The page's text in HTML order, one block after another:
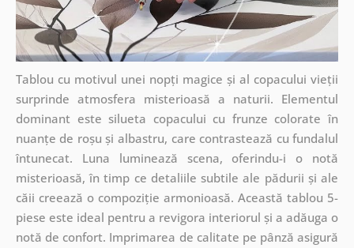
Tablou cu motivul unei nopți magice și al copacului vieții
surprinde atmosfera misterioasă a naturii. Elementul
dominant este silueta copacului cu frunze colorate în
nuanțe de roșu și albastru, care contrastează cu fundalul
întunecat. Luna luminează scena, oferindu-i o notă
misterioasă, în timp ce detaliile subtile ale pădurii și ale
căii creează o compoziție armonioasă. Această tablou 5-
piese este ideal pentru a revigora interiorul și a adăuga o
notă de confort. Imprimarea de calitate pe pânză asigură